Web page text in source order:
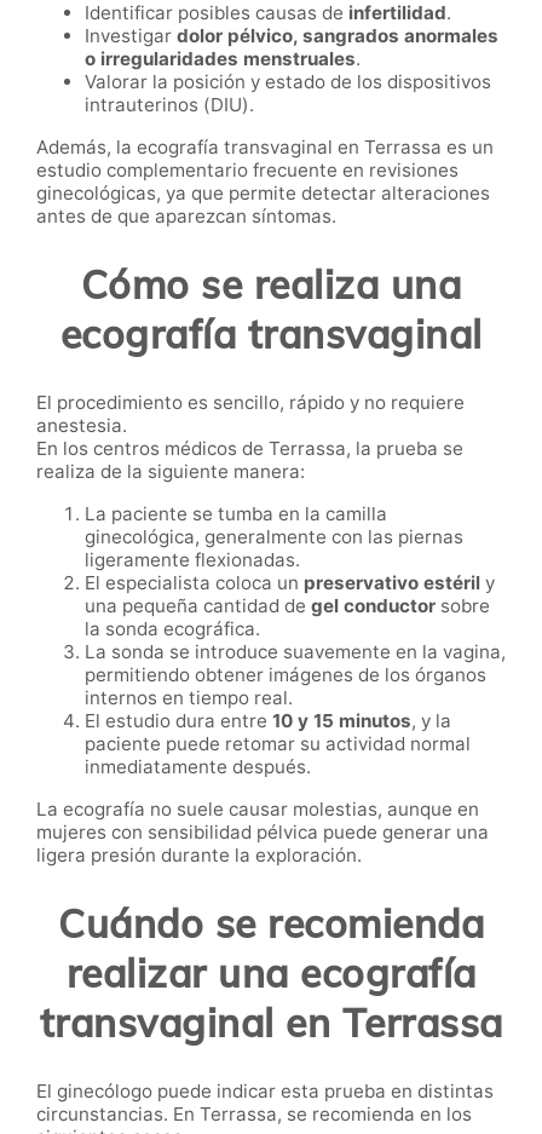
Identificar posibles causas de infertilidad.
Investigar dolor pélvico, sangrados anormales
o irregularidades menstruales.
Valorar la posición y estado de los dispositivos
intrauterinos (DIU).
Además, la ecografía transvaginal en Terrassa es un
estudio complementario frecuente en revisiones
ginecológicas, ya que permite detectar alteraciones
antes de que aparezcan síntomas.
Cómo se realiza una
ecografía transvaginal
El procedimiento es sencillo, rápido y no requiere
anestesia.
En los centros médicos de Terrassa, la prueba se
realiza de la siguiente manera:
La paciente se tumba en la camilla
ginecológica, generalmente con las piernas
ligeramente flexionadas.
El especialista coloca un preservativo estéril y
una pequeña cantidad de gel conductor sobre
la sonda ecográfica.
La sonda se introduce suavemente en la vagina,
permitiendo obtener imágenes de los órganos
internos en tiempo real.
El estudio dura entre 10 y 15 minutos, y la
paciente puede retomar su actividad normal
inmediatamente después.
La ecografía no suele causar molestias, aunque en
mujeres con sensibilidad pélvica puede generar una
ligera presión durante la exploración.
Cuándo se recomienda
realizar una ecografía
transvaginal en Terrassa
El ginecólogo puede indicar esta prueba en distintas
circunstancias. En Terrassa, se recomienda en los